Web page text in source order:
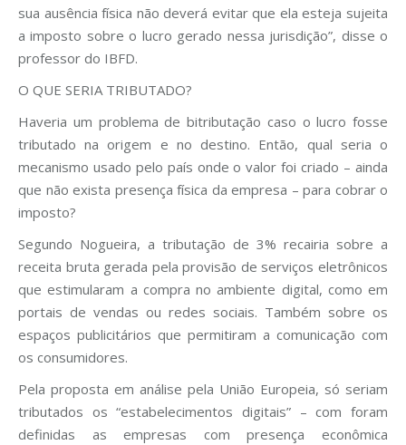
sua ausência física não deverá evitar que ela esteja sujeita
a imposto sobre o lucro gerado nessa jurisdição”, disse o
professor do IBFD.
O QUE SERIA TRIBUTADO?
Haveria um problema de bitributação caso o lucro fosse
tributado na origem e no destino. Então, qual seria o
mecanismo usado pelo país onde o valor foi criado – ainda
que não exista presença física da empresa – para cobrar o
imposto?
Segundo Nogueira, a tributação de 3% recairia sobre a
receita bruta gerada pela provisão de serviços eletrônicos
que estimularam a compra no ambiente digital, como em
portais de vendas ou redes sociais. Também sobre os
espaços publicitários que permitiram a comunicação com
os consumidores.
Pela proposta em análise pela União Europeia, só seriam
tributados os “estabelecimentos digitais” – com foram
definidas as empresas com presença econômica